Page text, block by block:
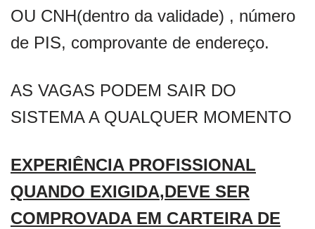
OU CNH(dentro da validade) , número
de PIS, comprovante de endereço.
AS VAGAS PODEM SAIR DO
SISTEMA A QUALQUER MOMENTO
EXPERIÊNCIA PROFISSIONAL
QUANDO EXIGIDA,DEVE SER
COMPROVADA EM CARTEIRA DE